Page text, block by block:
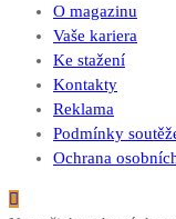
O magazinu
Vaše kariera
Ke stažení
Kontakty
Reklama
Podmínky
Ochrana